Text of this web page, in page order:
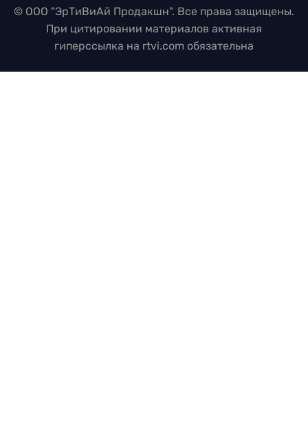
© ООО "ЭрТиВиАй Продакшн". Все права защищены.
При цитировании материалов активная
гиперссылка на rtvi.com обязательна